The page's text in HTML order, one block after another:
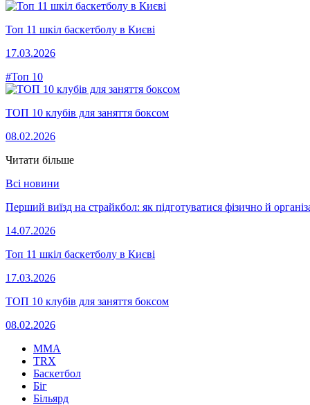
Топ 11 шкіл баскетболу в Києві
17.03.2026
#Топ 10
ТОП 10 клубів для заняття боксом
08.02.2026
Читати більше
Всі новини
Перший виїзд на страйкбол: як підготуватися фізично й
14.07.2026
Топ 11 шкіл баскетболу в Києві
17.03.2026
ТОП 10 клубів для заняття боксом
08.02.2026
MMA
TRX
Баскетбол
Біг
Більярд